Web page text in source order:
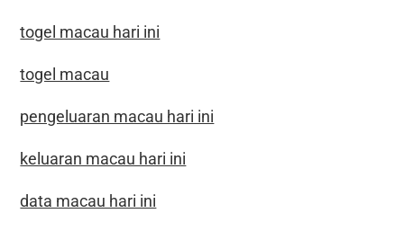
togel macau hari ini
togel macau
pengeluaran macau hari ini
keluaran macau hari ini
data macau hari ini